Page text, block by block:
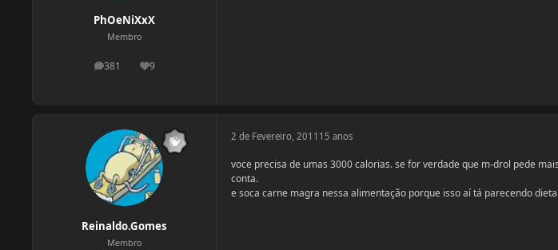
PhOeNiXxX
Membro
381
postagens9
Reputação
Reinaldo.Gomes
Membro
2 de Fevereiro, 2011 15 anos
voce precisa de umas 3000 calorias. se for verdade que m-drol pede
conta.
e soca carne magra nessa alimentação porque isso aí tá parecendo